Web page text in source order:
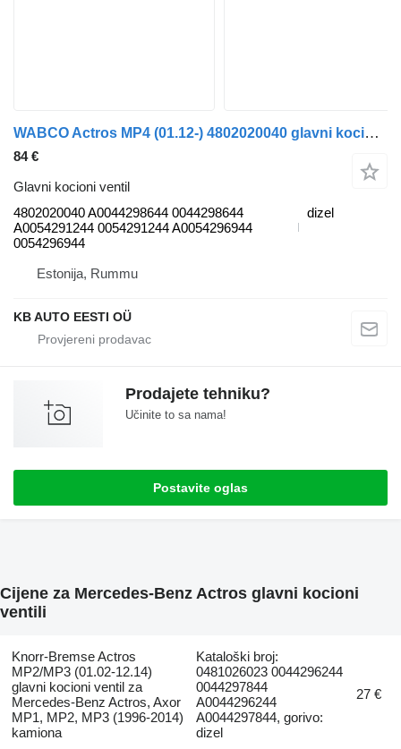
WABCO Actros MP4 (01.12-) 4802020040 glavni kocioni ventil za Mercedes-Benz Actros MP4 Antos Arocs (2012-) kamiona
84 €
Glavni kocioni ventil
4802020040 A0044298644 0044298644
A0054291244 0054291244 A0054296944
0054296944
dizel
Estonija, Rummu
KB AUTO EESTI OÜ
Prodajete tehniku?
Učinite to sa nama!
Postavite oglas
Cijene za Mercedes-Benz Actros glavni kocioni
ventili
Knorr-Bremse Actros
MP2/MP3 (01.02-12.14)
glavni kocioni ventil za
Mercedes-Benz Actros, Axor
MP1, MP2, MP3 (1996-2014)
kamiona
Kataloški broj:
0481026023 0044296244
0044297844
A0044296244
A0044297844, gorivo:
dizel
27 €